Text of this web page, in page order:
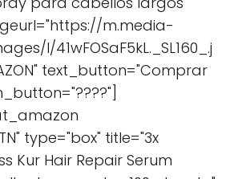
m.media-
I/41wFOSaF5kL._SL160_.j
text_button="Comprar
type="box" title="3x
Kur Hair Repair Serum